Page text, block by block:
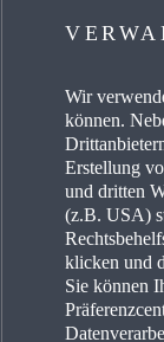
Land
Wir
können.
Erstellung
und dritten
(z.B. USA)
klicken und
Sie können